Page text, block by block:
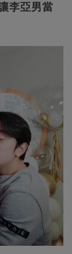
李亞男當